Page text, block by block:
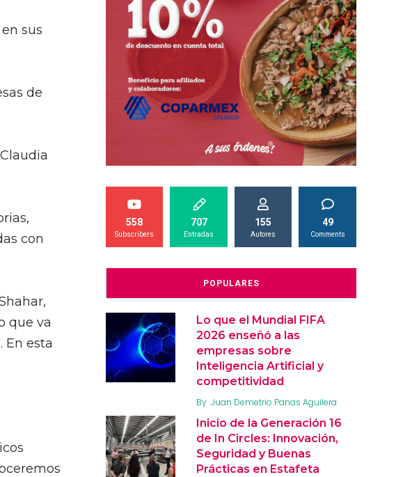
sus
de
con
que va
En esta
558
Subscribers
707
Entradas
155
Autores
49
Comments
POPULARES
Lo que el Mundial FIFA
2026 enseñó a las
empresas sobre
Inteligencia Artificial y
competitividad
By Juan Demetrio Panas Aguilera
Inicio de la Generación 16
de In Circles: Innovación,
Seguridad y Buenas
Prácticas en Estafeta